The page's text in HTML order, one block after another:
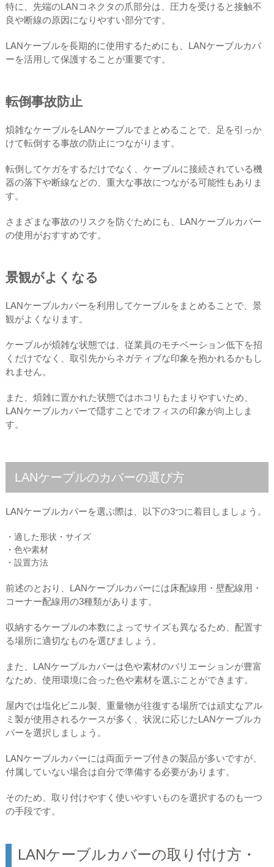
特に、先端のLANコネクタの爪部分は、圧力を受けると接触不
良や断線の原因になりやすい部分です。
LANケーブルを長期的に使用するためにも、LANケーブルカバ
ーを活用して保護することが重要です。
転倒事故防止
煩雑なケーブルをLANケーブルでまとめることで、足を引っか
けて転倒する事故の防止につながります。
転倒してケガをするだけでなく、ケーブルに接続されている機
器の落下や断線などの、重大な事故につながる可能性もありま
す。
さまざまな事故のリスクを防ぐためにも、LANケーブルカバー
の使用がおすすめです。
景観がよくなる
LANケーブルカバーを利用してケーブルをまとめることで、景
観がよくなります。
ケーブルが煩雑な状態では、従業員のモチベーション低下を招
くだけでなく、取引先からネガティブな印象を抱かれるかもし
れません。
また、煩雑に置かれた状態ではホコリもたまりやすいため、
LANケーブルカバーで隠すことでオフィスの印象が向上しま
す。
LANケーブルのカバーの選び方
LANケーブルカバーを選ぶ際は、以下の3つに着目しましょう。
・適した形状・サイズ
・色や素材
・設置方法
前述のとおり、LANケーブルカバーには床配線用・壁配線用・
コーナー配線用の3種類があります。
収納するケーブルの本数によってサイズも異なるため、配置す
る場所に適切なものを選びましょう。
また、LANケーブルカバーは色や素材のバリエーションが豊富
なため、使用環境に合った色や素材を選ぶことができます。
屋内では塩化ビニル製、重量物が往復する場所では頑丈なアル
ミ製が使用されるケースが多く、状況に応じたLANケーブルカ
バーを選択しましょう。
LANケーブルカバーには両面テープ付きの製品が多いですが、
付属していない場合は自分で準備する必要があります。
そのため、取り付けやすく使いやすいものを選択するのも一つ
の手段です。
LANケーブルカバーの取り付け方・